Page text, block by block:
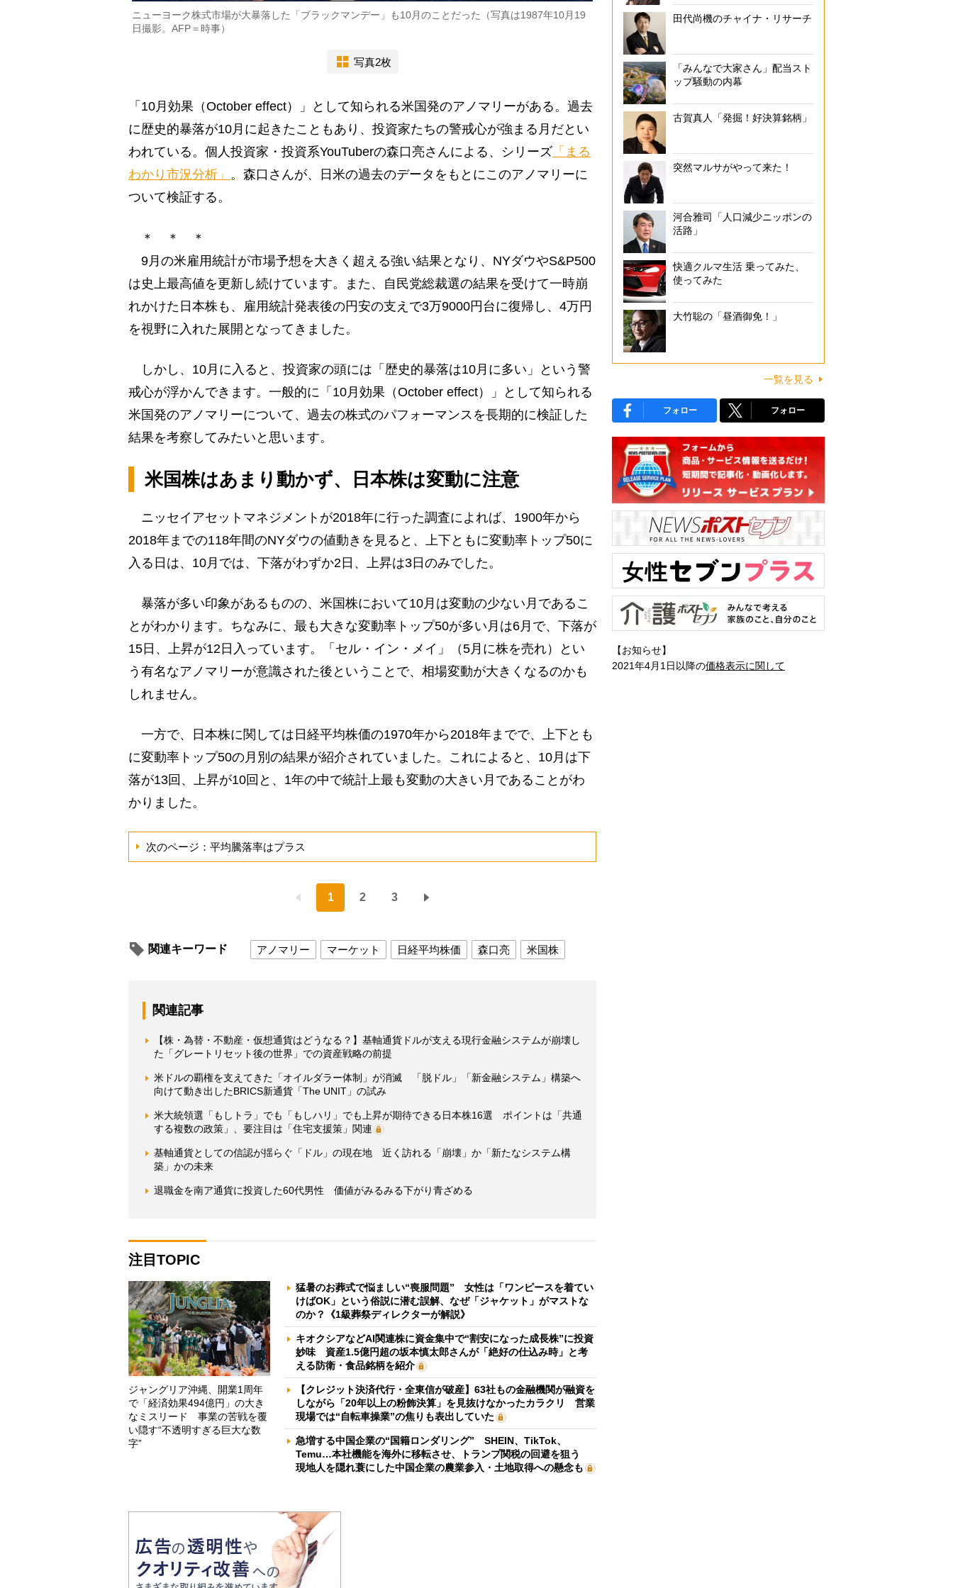
ニューヨーク株式市場が大暴落した「ブラックマンデー」も10月のことだった（写真は1987年10月19
日撮影。AFP＝時事）
写真2枚
「10月効果（October effect）」として知られる米国発のアノマリーがある。過去
に歴史的暴落が10月に起きたこともあり、投資家たちの警戒心が強まる月だとい
われている。個人投資家・投資系YouTuberの森口亮さんによる、シリーズ 「まる
わかり市況分析」 。森口さんが、日米の過去のデータをもとにこのアノマリーに
ついて検証する。
＊ ＊ ＊
9月の米雇用統計が市場予想を大きく超える強い結果となり、NYダウやS&P500
は史上最高値を更新し続けています。また、自民党総裁選の結果を受けて一時崩
れかけた日本株も、雇用統計発表後の円安の支えで3万9000円台に復帰し、4万円
を視野に入れた展開となってきました。
しかし、10月に入ると、投資家の頭には「歴史的暴落は10月に多い」という警
戒心が浮かんできます。一般的に「10月効果（October effect）」として知られる
米国発のアノマリーについて、過去の株式のパフォーマンスを長期的に検証した
結果を考察してみたいと思います。
米国株はあまり動かず、日本株は変動に注意
ニッセイアセットマネジメントが2018年に行った調査によれば、1900年から
2018年までの118年間のNYダウの値動きを見ると、上下ともに変動率トップ50に
入る日は、10月では、下落がわずか2日、上昇は3日のみでした。
暴落が多い印象があるものの、米国株において10月は変動の少ない月であるこ
とがわかります。ちなみに、最も大きな変動率トップ50が多い月は6月で、下落が
15日、上昇が12日入っています。「セル・イン・メイ」（5月に株を売れ）とい
う有名なアノマリーが意識された後ということで、相場変動が大きくなるのかも
しれません。
一方で、日本株に関しては日経平均株価の1970年から2018年までで、上下とも
に変動率トップ50の月別の結果が紹介されていました。これによると、10月は下
落が13回、上昇が10回と、1年の中で統計上最も変動の大きい月であることがわ
かりました。
次のページ：平均騰落率はプラス
1 2 3
関連キーワード アノマリー マーケット 日経平均株価 森口亮 米国株
関連記事
【株・為替・不動産・仮想通貨はどうなる？】基軸通貨ドルが支える現行金融システムが崩壊し
た「グレートリセット後の世界」での資産戦略の前提
米ドルの覇権を支えてきた「オイルダラー体制」が消滅 「脱ドル」「新金融システム」構築へ
向けて動き出したBRICS新通貨「The UNIT」の試み
米大統領選「もしトラ」でも「もしハリ」でも上昇が期待できる日本株16選 ポイントは「共通
する複数の政策」、要注目は「住宅支援策」関連
基軸通貨としての信認が揺らぐ「ドル」の現在地 近く訪れる「崩壊」か「新たなシステム構
築」かの未来
退職金を南ア通貨に投資した60代男性 価値がみるみる下がり青ざめる
注目TOPIC
ジャングリア沖縄、開業1周年
で「経済効果494億円」の大き
なミスリード 事業の苦戦を覆
い隠す“不透明すぎる巨大な数
字”
猛暑のお葬式で悩ましい“喪服問題” 女性は「ワンピースを着てい
けばOK」という俗説に潜む誤解、なぜ「ジャケット」がマストな
のか？《1級葬祭ディレクターが解説》
キオクシアなどAI関連株に資金集中で“割安になった成長株”に投資
妙味 資産1.5億円超の坂本慎太郎さんが「絶好の仕込み時」と考
える防衛・食品銘柄を紹介
【クレジット決済代行・全東信が破産】63社もの金融機関が融資を
しながら「20年以上の粉飾決算」を見抜けなかったカラクリ 営業
現場では“自転車操業”の焦りも表出していた
急増する中国企業の“国籍ロンダリング” SHEIN、TikTok、
Temu…本社機能を海外に移転させ、トランプ関税の回避を狙う
現地人を隠れ蓑にした中国企業の農業参入・土地取得への懸念も
田代尚機のチャイナ・リサーチ
「みんなで大家さん」配当スト
ップ騒動の内幕
古賀真人「発掘！好決算銘柄」
突然マルサがやって来た！
河合雅司「人口減少ニッポンの
活路」
快適クルマ生活 乗ってみた、
使ってみた
大竹聡の「昼酒御免！」
一覧を見る
フォロー フォロー
【お知らせ】
2021年4月1日以降の価格表示に関して